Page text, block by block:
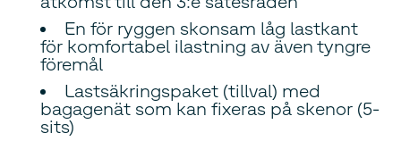
En för ryggen skonsam låg lastkant
för komfortabel ilastning av även tyngre
föremål
Lastsäkringspaket (tillval) med
bagagenät som kan fixeras på skenor (5-
sits)